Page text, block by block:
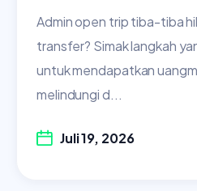
Admin open trip tiba-tiba
transfer? Simak langkah
untuk mendapatkan
melindungi d...
Juli 19, 2026